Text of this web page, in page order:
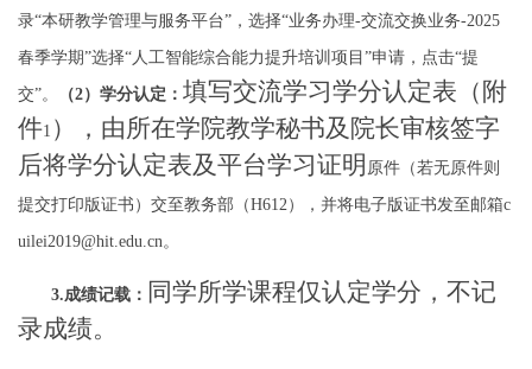
录“本研教学管理与服务平台”，选择“业务办理-交流交换业务-2025
春季学期”选择“人工智能综合能力提升培训项目”申请，点击“提
交”。 （2）学分认定： 填写交流学习学分认定表（附
件1 ），由所在学院教学秘书及院长审核签字
后将学分认定表及平台学习证明 原件（若无原件则
提交打印版证书）交至教务部（H612），并将电子版证书发至邮箱c
uilei2019@hit.edu.cn。
3.成绩记载：
同学所学课程仅认定学分，不记
录成绩。